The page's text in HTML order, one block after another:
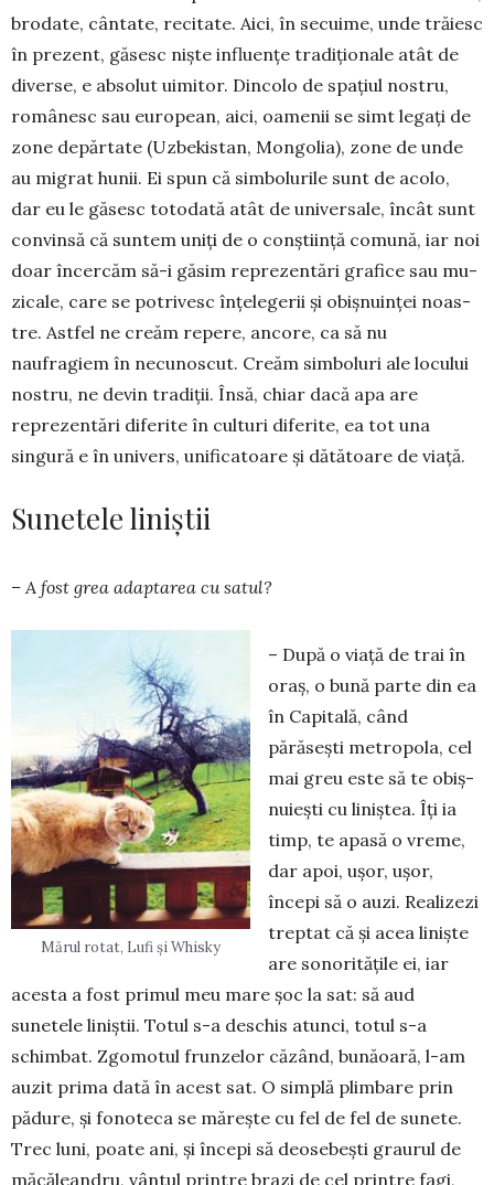
bro­date, cântate, recitate. Aici, în secuime, unde tră­iesc
în prezent, găsesc nişte influenţe tradi­ţionale atât de
diverse, e absolut uimitor. Dincolo de spaţiul nostru,
românesc sau european, aici, oa­menii se simt legaţi de
zone de­părtate (Uzbekistan, Mon­golia), zone de unde
au migrat hunii. Ei spun că simbolurile sunt de aco­lo,
dar eu le găsesc totodată atât de universale, încât sunt
convin­să că suntem uniţi de o conştiinţă comună, iar noi
doar încercăm să-i gă­sim reprezentări grafice sau mu­
zicale, care se potrivesc în­ţelegerii şi obişnuinţei noas­
tre. Astfel ne creăm repere, anco­re, ca să nu
naufragiem în ne­cunoscut. Creăm simboluri ale locului
nostru, ne devin tra­diţii. Însă, chiar dacă apa are
reprezentări diferite în culturi diferite, ea tot una
singură e în univers, unificatoare şi dătă­toare de viaţă.
Sunetele liniștii
– A fost grea adaptarea cu satul?
Mărul rotat, Lufi și Whisky
– După o viaţă de trai în
oraş, o bună parte din ea
în Capitală, când
părăseşti me­tropola, cel
mai greu este să te obiş­
nuieşti cu liniştea. Îţi ia
timp, te apasă o vre­me,
dar apoi, uşor, uşor,
începi să o auzi. Realizezi
treptat că şi acea linişte
are sonorităţile ei, iar
acesta a fost primul meu mare şoc la sat: să aud
sunetele li­niş­tii. Totul s-a deschis atunci, totul s-a
schim­bat. Zgomotul frunzelor căzând, bunăoară, l-am
auzit prima dată în acest sat. O simplă plimbare prin
pădure, şi fonoteca se măreşte cu fel de fel de sunete.
Trec luni, poate ani, şi începi să deosebeşti graurul de
măcăleandru, vân­tul printre brazi de cel printre fagi,